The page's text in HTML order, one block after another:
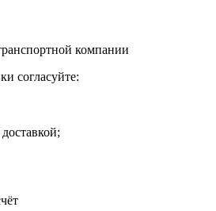
компании
согласуйте: